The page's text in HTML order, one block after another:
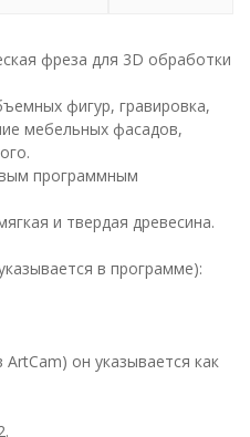
фреза для 3D обработки
фигур, гравировка,
мебельных фасадов,
программным
и твердая древесина.
в программе):
он указывается как